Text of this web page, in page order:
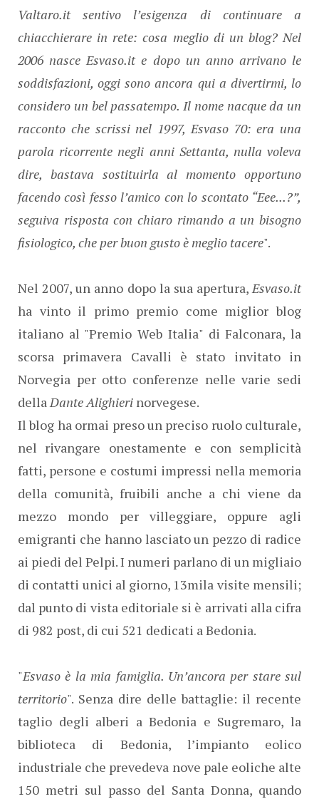
Valtaro.it sentivo l’esigenza di continuare a
chiacchierare in rete: cosa meglio di un blog? Nel
2006 nasce Esvaso.it e dopo un anno arrivano le
soddisfazioni, oggi sono ancora qui a divertirmi, lo
considero un bel passatempo. Il nome nacque da un
racconto che scrissi nel 1997, Esvaso 70: era una
parola ricorrente negli anni Settanta, nulla voleva
dire, bastava sostituirla al momento opportuno
facendo così fesso l’amico con lo scontato “Eee...?”,
seguiva risposta con chiaro rimando a un bisogno
fisiologico, che per buon gusto è meglio tacere".
Nel 2007, un anno dopo la sua apertura,Esvaso.it
ha vinto il primo premio come miglior blog
italiano al "Premio Web Italia" di Falconara, la
scorsa primavera Cavalli è stato invitato in
Norvegia per otto conferenze nelle varie sedi
dellaDante Alighieri norvegese.
Il blog ha ormai preso un preciso ruolo culturale,
nel rivangare onestamente e con semplicità
fatti, persone e costumi impressi nella memoria
della comunità, fruibili anche a chi viene da
mezzo mondo per villeggiare, oppure agli
emigranti che hanno lasciato un pezzo di radice
ai piedi del Pelpi. I numeri parlano di un migliaio
di contatti unici al giorno, 13mila visite mensili;
dal punto di vista editoriale si è arrivati alla cifra
di 982 post, di cui 521 dedicati a Bedonia.
"Esvaso è la mia famiglia. Un’ancora per stare sul
territorio". Senza dire delle battaglie: il recente
taglio degli alberi a Bedonia e Sugremaro, la
biblioteca di Bedonia, l’impianto eolico
industriale che prevedeva nove pale eoliche alte
150 metri sul passo del Santa Donna, quando